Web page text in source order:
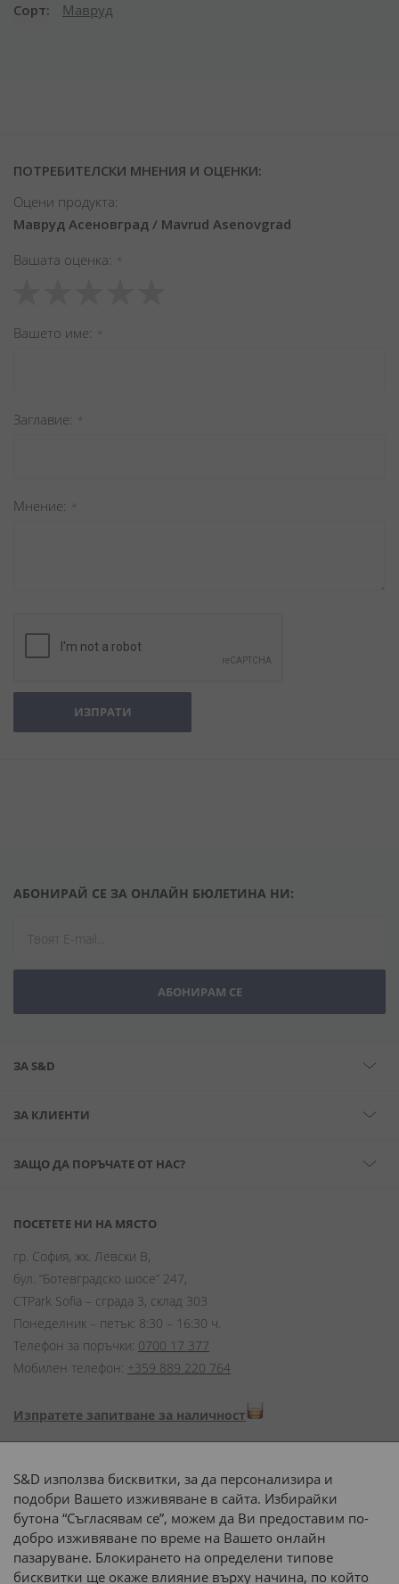
Сорт
Мавруд
ПОТРЕБИТЕЛСКИ МНЕНИЯ И ОЦЕНКИ:
Оцени продукта:
Мавруд Асеновград / Mavrud Asenovgrad
Вашата оценка
star
stars
stars
stars
stars
Вашето име
Заглавиe
Мнение
ИЗПРАТИ
АБОНИРАЙ СЕ ЗА ОНЛАЙН БЮЛЕТИНА НИ:
АБОНИРАМ СЕ
ЗА S&D
ЗА КЛИЕНТИ
ЗАЩО ДА ПОРЪЧАТЕ ОТ НАС?
ПОСЕТЕТЕ НИ НА МЯСТО
гр. София, жк. Левски В,
бул. “Ботевградско шосе” 247,
CTPark Sofia – сграда 3, склад 303
Понеделник – петък: 8:30 – 16:30 ч.
Телефон за поръчки: 0700 17 377
Мобилен телефон: +359 889 220 764
Изпратете запитване за наличност
Начини на плащане:
Доставка до адрес с:
S&D използва бисквитки, за да персонализира и
подобри Вашето изживяване в сайта. Избирайки
бутона “Съгласявам се”, можем да Ви предоставим по-
добро изживяване по време на Вашето онлайн
пазаруване. Блокирането на определени типове
бисквитки ще окаже влияние върху начина, по който